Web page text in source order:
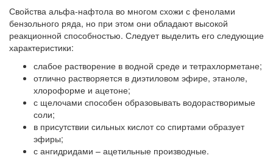
Свойства альфа-нафтола во многом схожи с фенолами
бензольного ряда, но при этом они обладают высокой
реакционной способностью. Следует выделить его следующие
характеристики:
слабое растворение в водной среде и тетрахлорметане;
отлично растворяется в диэтиловом эфире, этаноле,
хлороформе и ацетоне;
с щелочами способен образовывать водорастворимые
соли;
в присутствии сильных кислот со спиртами образует
эфиры;
с ангидридами – ацетильные производные.